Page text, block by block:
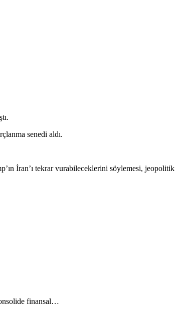
senedi aldı.
İran’ı tekrar vurabileceklerini söylemesi, jeopolitik
finansal…